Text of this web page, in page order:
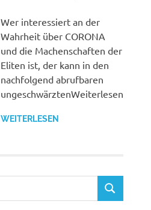
Wer interessiert an der
Wahrheit über CORONA
und die Machenschaften der
Eliten ist, der kann in den
nachfolgend abrufbaren
ungeschwärztenWeiterlesen
WEITERLESEN
SUCHEN